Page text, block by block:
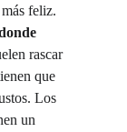
feliz.
rascar
que
Los
un